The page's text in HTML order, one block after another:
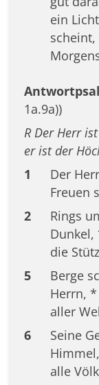
ein
1a.9a))
R Der Herr
er ist der
1
Der
Freuen
2
Rings
Dunkel,
die
5
Berge
Herrn,
aller
6
Seine
alle